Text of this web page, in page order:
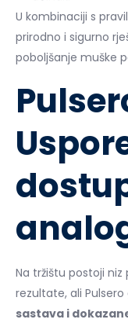
U kombinaciji s
prirodno i sigurno
poboljšanje muške
Na tržištu postoji
rezultate, ali
sastava i